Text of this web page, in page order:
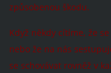
způsobenou škodu.
Když někdy cítíme, že
nebo že na nás
se schovávat rovněž v